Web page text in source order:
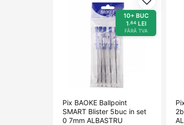
Adaugă
10+ BUC
1,64LEI
FĂRĂ TVA
Pix BAOKE Ballpoint
SMART Blister 5buc in set
0 7mm ALBASTRU